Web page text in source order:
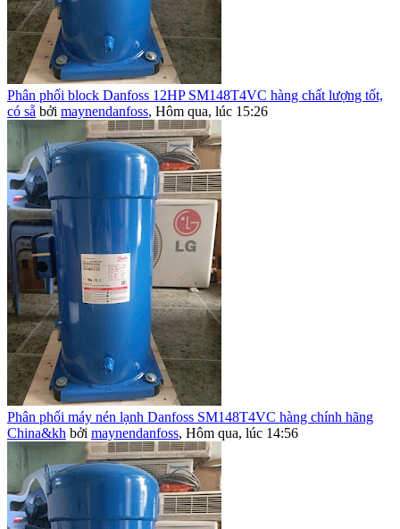
Phân phối block Danfoss 12HP SM148T4VC hàng chất lượng tốt,
có sẵ bởi maynendanfoss, Hôm qua, lúc 15:26
Phân phối máy nén lạnh Danfoss SM148T4VC hàng chính hãng
China&kh bởi maynendanfoss, Hôm qua, lúc 14:56